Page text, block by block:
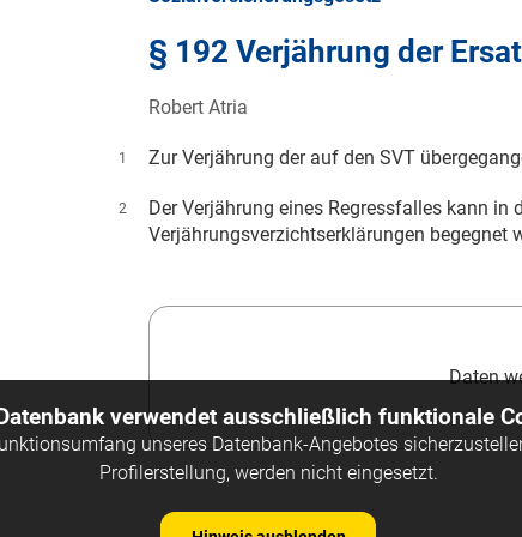
§ 192 Verjährung der
Robert Atria
1 Zur Verjährung der auf den SVT
2
Der Verjährung eines Regressfalles kann
Verjährungsverzichtserklärungen begegnet
Daten
verwendet ausschließlich funktionale
unseres Datenbank-Angebotes
Profilerstellung, werden nicht eingesetzt.